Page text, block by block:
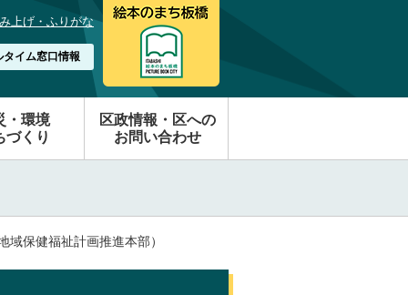
上げ・ふりがな
タイム窓口情報
・環境
づくり
区政情報・区への
お問い合わせ
域保健福祉計画推進本部）